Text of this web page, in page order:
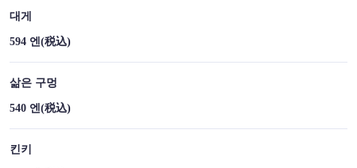
대게
594 엔(税込)
삶은 구멍
540 엔(税込)
킨키